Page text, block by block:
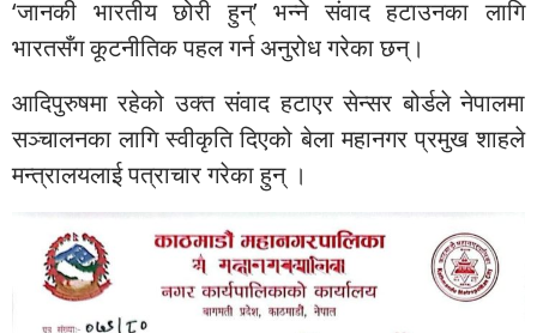
‘जानकी भारतीय छोरी हुन्’ भन्ने संवाद हटाउनका लागि
भारतसँग कूटनीतिक पहल गर्न अनुरोध गरेका छन्।
आदिपुरुषमा रहेको उक्त संवाद हटाएर सेन्सर बोर्डले नेपालमा
सञ्चालनका लागि स्वीकृति दिएको बेला महानगर प्रमुख शाहले
मन्त्रालयलाई पत्राचार गरेका हुन् ।